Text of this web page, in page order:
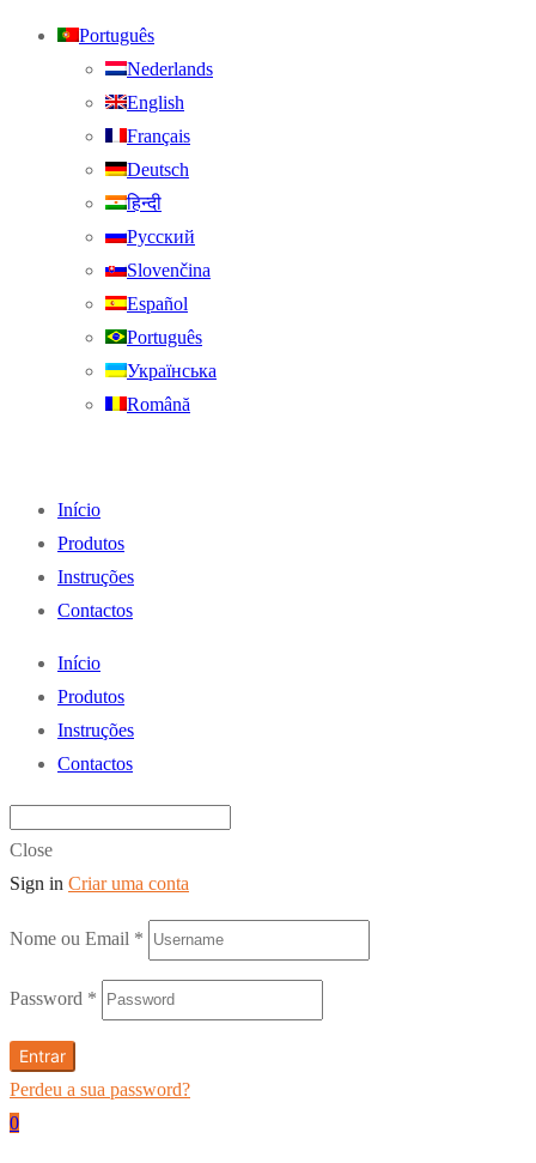
Português
Nederlands
English
Français
Deutsch
हिन्दी
Русский
Slovenčina
Español
Português
Українська
Română
Início
Produtos
Instruções
Contactos
Início
Produtos
Instruções
Contactos
Close
Sign in Criar uma conta
Nome ou Email *
Password *
Entrar
Perdeu a sua password?
0